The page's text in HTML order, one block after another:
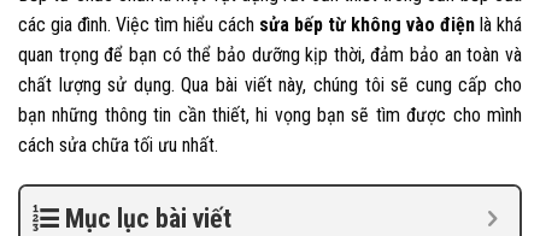
các gia đình. Việc tìm hiểu cách sửa bếp từ không vào điện là khá
quan trọng để bạn có thể bảo dưỡng kịp thời, đảm bảo an toàn và
chất lượng sử dụng. Qua bài viết này, chúng tôi sẽ cung cấp cho
bạn những thông tin cần thiết, hi vọng bạn sẽ tìm được cho mình
cách sửa chữa tối ưu nhất.
Mục lục bài viết